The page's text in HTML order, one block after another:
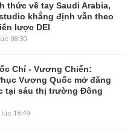
thức về tay Saudi Arabia,
khẳng định vẫn theo
lược DEI
08:30
Chí - Vương Chiến:
Vương Quốc mở đăng
tại sáu thị trường Đông
18:49